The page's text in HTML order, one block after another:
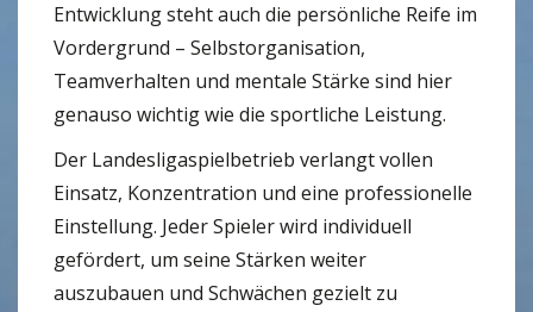
Entwicklung steht auch die persönliche Reife im
Vordergrund – Selbstorganisation,
Teamverhalten und mentale Stärke sind hier
genauso wichtig wie die sportliche Leistung.
Der Landesligaspielbetrieb verlangt vollen
Einsatz, Konzentration und eine professionelle
Einstellung. Jeder Spieler wird individuell
gefördert, um seine Stärken weiter
auszubauen und Schwächen gezielt zu